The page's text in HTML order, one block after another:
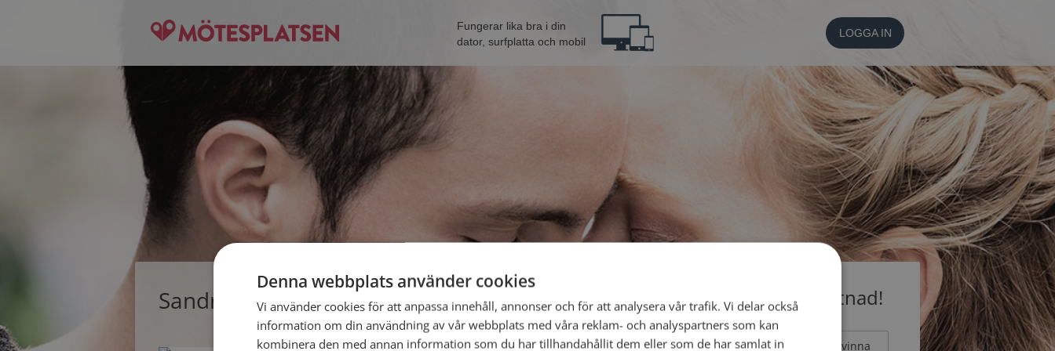
Fungerar lika bra i din
dator, surfplatta och mobil
LOGGA IN
Sandra, singelkvinna från Köping Bli medlem utan kostnad!
Jag är en: Man Kvinna
Denna webbplats använder cookies
Vi använder cookies för att anpassa innehåll, annonser och för att analysera vår trafik. Vi delar också
information om din användning av vår webbplats med våra reklam- och analyspartners som kan
kombinera den med annan information som du har tillhandahållit dem eller som de har samlat in